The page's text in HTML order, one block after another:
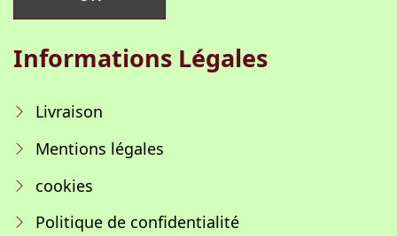
Informations Légales
Livraison
Mentions légales
cookies
Politique de confidentialité